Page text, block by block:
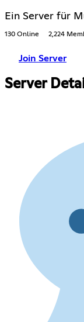
Ein Server für
130 Online 2,224
Join Server
Server